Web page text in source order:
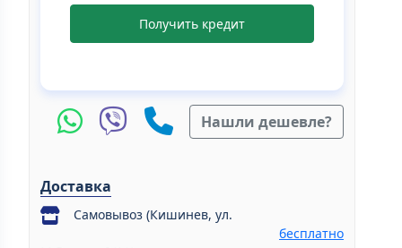
Получить кредит
Нашли дешевле?
Доставка
Самовывоз (Кишинев, ул.
бесплатно